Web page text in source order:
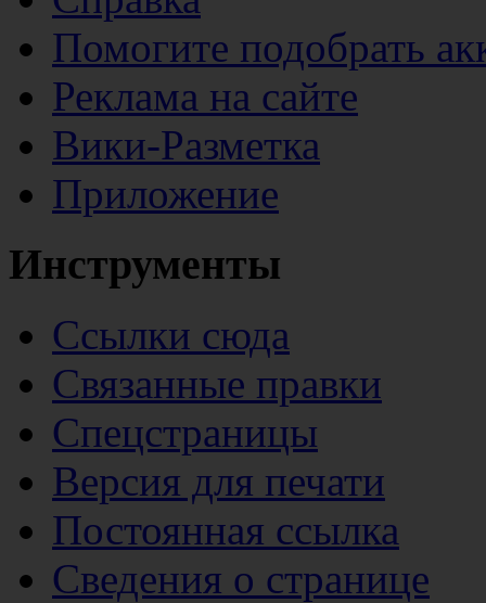
Помогите подобрать
Реклама на сайте
Вики-Разметка
Приложение
Инструменты
Ссылки сюда
Связанные правки
Спецстраницы
Версия для печати
Постоянная ссылка
Сведения о странице